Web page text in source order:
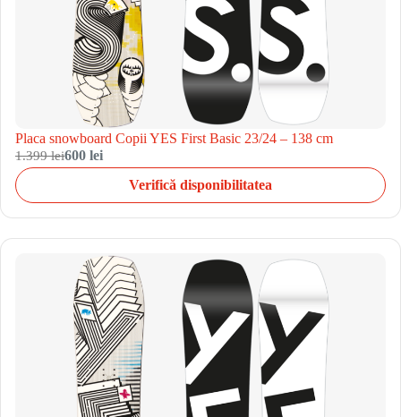
Placa snowboard Copii YES First Basic 23/24 – 138 cm
1.399 lei600 lei
Verifică disponibilitatea